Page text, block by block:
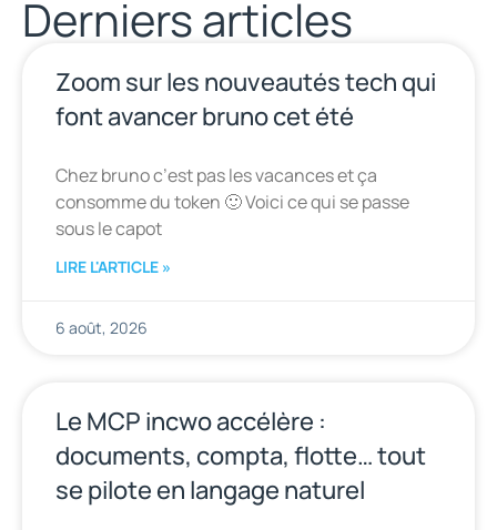
Derniers articles
Zoom sur les nouveautés tech qui
font avancer bruno cet été
Chez bruno c’est pas les vacances et ça
consomme du token 🙂 Voici ce qui se passe
sous le capot
LIRE L'ARTICLE »
6 août, 2026
Le MCP incwo accélère :
documents, compta, flotte… tout
se pilote en langage naturel